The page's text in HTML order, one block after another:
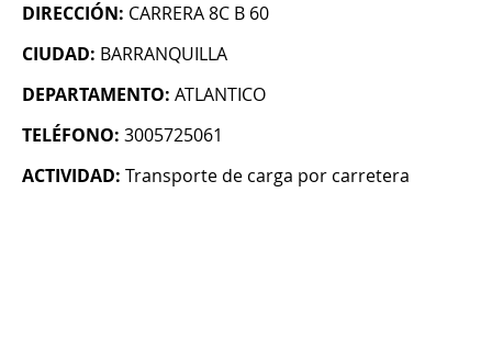
DIRECCIÓN: CARRERA 8C B 60
CIUDAD: BARRANQUILLA
DEPARTAMENTO: ATLANTICO
TELÉFONO: 3005725061
ACTIVIDAD: Transporte de carga por carretera